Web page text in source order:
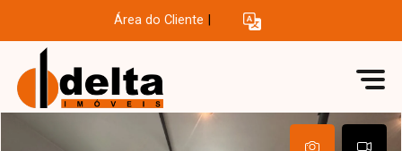
Área do Cliente